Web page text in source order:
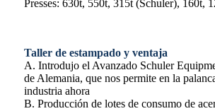
Presses: 630t, 550t, 315t (Schuler), 160t,
Taller de estampado y ventaja
A. Introdujo el Avanzado Schuler
de Alemania, que nos permite en la
industria ahora
B. Producción de lotes de consumo de